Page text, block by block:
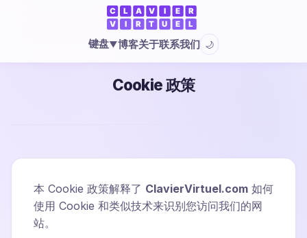
键盘▼博客关于联系我们 🌙
Cookie 政策
本 Cookie 政策解释了 ClavierVirtuel.com 如何
使用 Cookie 和类似技术来识别您访问我们的网
站。